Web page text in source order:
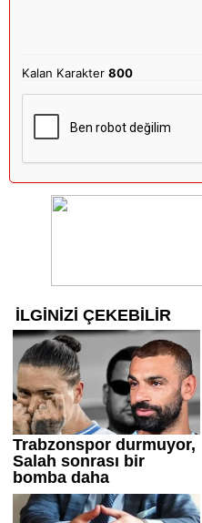
Kalan Karakter800